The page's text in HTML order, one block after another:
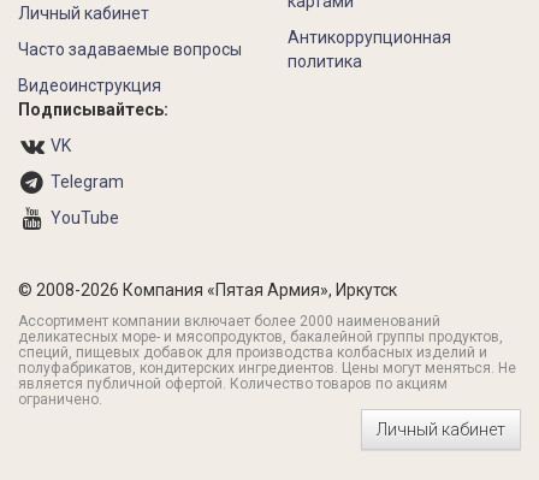
Личный кабинет
Часто задаваемые вопросы
Видеоинструкция
Антикоррупционная
политика
Подписывайтесь:
VK
Telegram
YouTube
© 2008-2026 Компания «Пятая Армия», Иркутск
Ассортимент компании включает более 2000 наименований
деликатесных море- и мясопродуктов, бакалейной группы продуктов,
специй, пищевых добавок для производства колбасных изделий и
полуфабрикатов, кондитерских ингредиентов. Цены могут меняться. Не
является публичной офертой. Количество товаров по акциям
ограничено.
Личный кабинет